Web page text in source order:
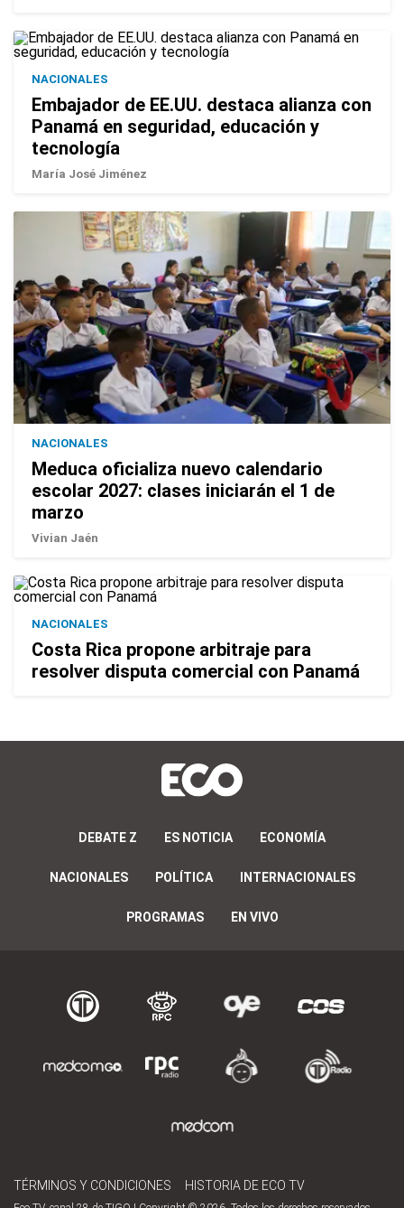
NACIONALES
Embajador de EE.UU. destaca alianza con
Panamá en seguridad, educación y
tecnología
María José Jiménez
NACIONALES
Meduca oficializa nuevo calendario
escolar 2027: clases iniciarán el 1 de
marzo
Vivian Jaén
NACIONALES
Costa Rica propone arbitraje para
resolver disputa comercial con Panamá
DEBATE Z ES NOTICIA ECONOMÍA
NACIONALES POLÍTICA INTERNACIONALES
PROGRAMAS EN VIVO
TÉRMINOS Y CONDICIONES HISTORIA DE ECO TV